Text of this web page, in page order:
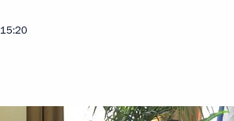
15:20